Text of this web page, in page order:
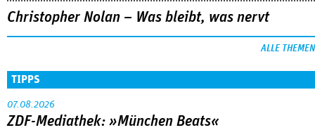
Christopher Nolan – Was bleibt, was nervt
ALLE THEMEN
TIPPS
07.08.2026
ZDF-Mediathek: »München Beats«